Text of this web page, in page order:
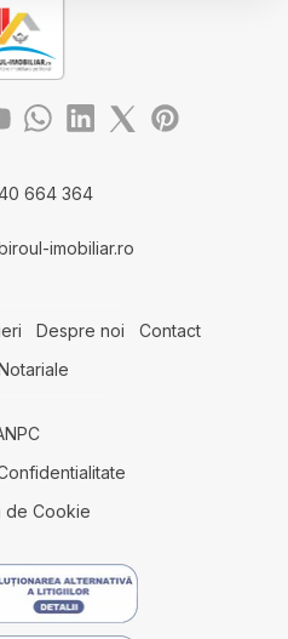
II
5
Vest
Sud
664 364
imobiliar.ro
Despre noi
Contact
de Cookie